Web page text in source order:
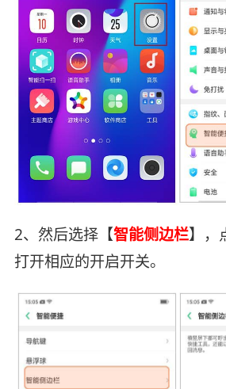
2、然后选择【智能侧边栏】，
打开相应的开启开关。